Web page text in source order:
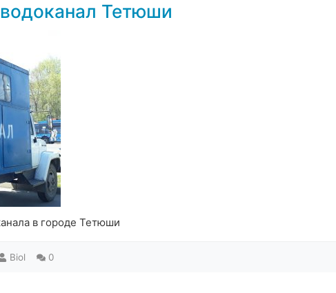
Тетюши
в городе Тетюши
Biol 0